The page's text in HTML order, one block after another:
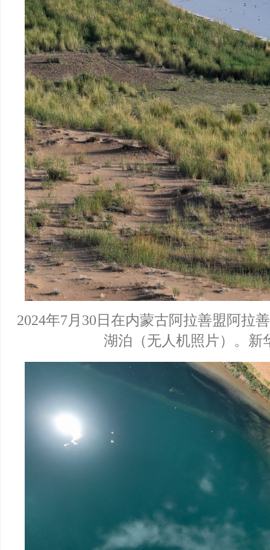
2024年7月30日在内蒙古阿拉善盟阿拉
湖泊（无人机照片）。新